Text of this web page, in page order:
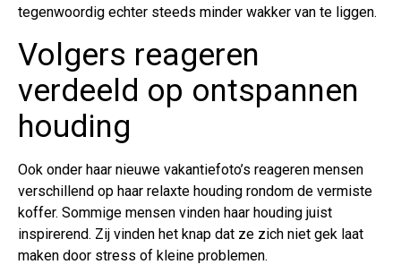
tegenwoordig echter steeds minder wakker van te liggen.
Volgers reageren
verdeeld op ontspannen
houding
Ook onder haar nieuwe vakantiefoto’s reageren mensen
verschillend op haar relaxte houding rondom de vermiste
koffer. Sommige mensen vinden haar houding juist
inspirerend. Zij vinden het knap dat ze zich niet gek laat
maken door stress of kleine problemen.